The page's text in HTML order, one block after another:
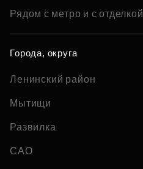
Рядом с метро и с отделкой
Города, округа
Ленинский район
Мытищи
Развилка
САО